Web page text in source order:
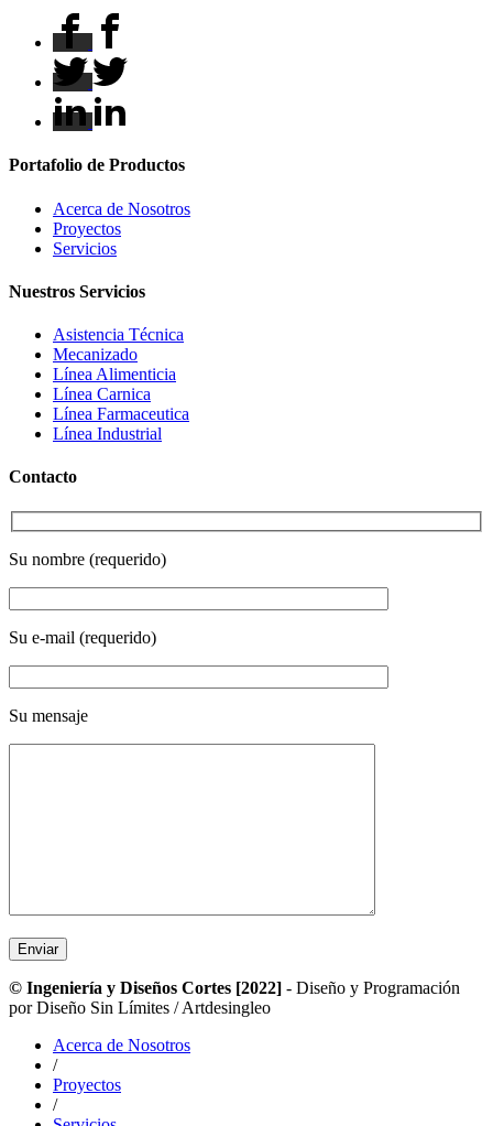
Portafolio de Productos
Acerca de Nosotros
Proyectos
Servicios
Nuestros Servicios
Asistencia Técnica
Mecanizado
Línea Alimenticia
Línea Carnica
Línea Farmaceutica
Línea Industrial
Contacto
Su nombre (requerido)
Su e-mail (requerido)
Su mensaje
© Ingeniería y Diseños Cortes [2022] - Diseño y Programación
por Diseño Sin Límites / Artdesingleo
Acerca de Nosotros
/
Proyectos
/